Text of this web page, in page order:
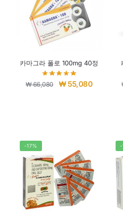
카마그라 폴로 100mg 40정
₩66,080 ₩55,080
-17% -